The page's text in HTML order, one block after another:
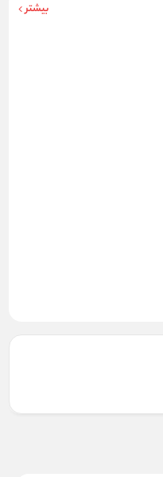
بیشتر